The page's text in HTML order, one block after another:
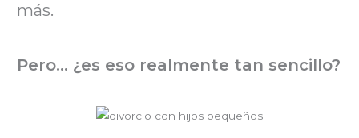
más.
Pero… ¿es eso realmente tan sencillo?